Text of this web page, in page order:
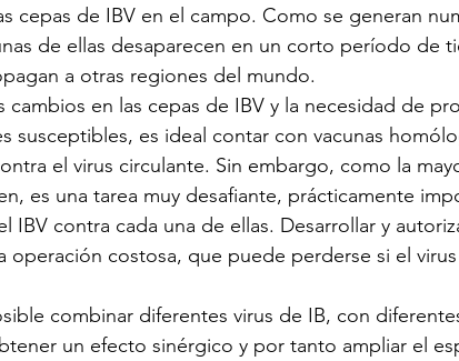
cepas de IBV en el campo. Como se generan
de ellas desaparecen en un corto período de
a otras regiones del mundo.
cambios en las cepas de IBV y la necesidad de
susceptibles, es ideal contar con vacunas
el virus circulante. Sin embargo, como la
es una tarea muy desafiante, prácticamente
IBV contra cada una de ellas. Desarrollar y
operación costosa, que puede perderse si el
combinar diferentes virus de IB, con
un efecto sinérgico y por tanto ampliar el